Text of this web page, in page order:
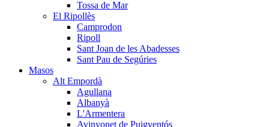
Tossa de Mar
El Ripollès
Camprodon
Ripoll
Sant Joan de les Abadesses
Sant Pau de Segúries
Masos
Alt Empordà
Agullana
Albanyà
L'Armentera
Avinyonet de Puigventós